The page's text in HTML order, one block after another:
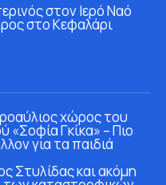
στον Ιερό Ναό
στο Κεφαλάρι
χώρος του
«Σοφία Γκίκα» – Πιο
για τα παιδιά
Στυλίδας και ακόμη